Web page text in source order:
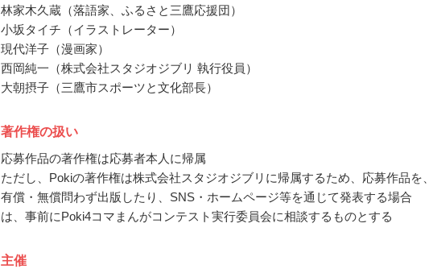
林家木久蔵（落語家、ふるさと三鷹応援団）
小坂タイチ（イラストレーター）
現代洋子（漫画家）
西岡純一（株式会社スタジオジブリ 執行役員）
大朝摂子（三鷹市スポーツと文化部長）
著作権の扱い
応募作品の著作権は応募者本人に帰属
ただし、Pokiの著作権は株式会社スタジオジブリに帰属するため、応募作品を、
有償・無償問わず出版したり、SNS・ホームページ等を通じて発表する場合
は、事前にPoki4コマまんがコンテスト実行委員会に相談するものとする
主催